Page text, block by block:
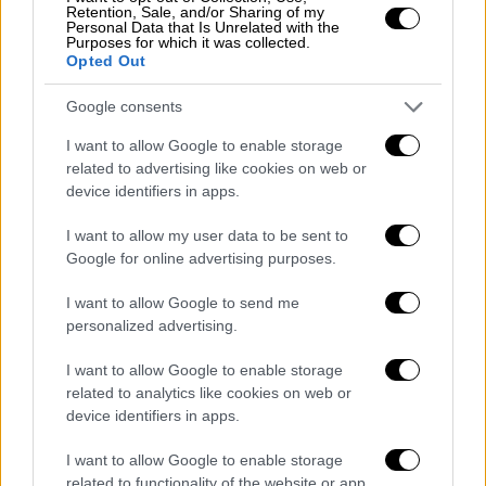
Retention, Sale, and/or Sharing of my
Personal Data that Is Unrelated with the
Purposes for which it was collected.
Opted Out
Google consents
I want to allow Google to enable storage
related to advertising like cookies on web or
device identifiers in apps.
I want to allow my user data to be sent to
Google for online advertising purposes.
I want to allow Google to send me
personalized advertising.
I want to allow Google to enable storage
related to analytics like cookies on web or
device identifiers in apps.
I want to allow Google to enable storage
related to functionality of the website or app.
3.png
Αίτηση προσδιορισμού –
επανυπολογισμού οφειλών προς